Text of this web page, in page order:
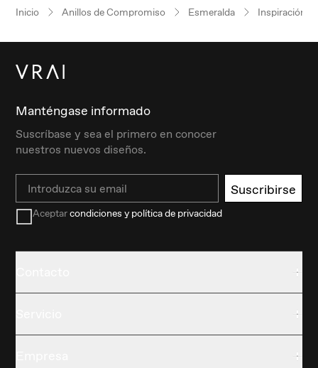
Inicio Anillos de Compromiso Esmeralda Inspiración
Manténgase informado
Suscríbase y sea el primero en conocer
nuestros nuevos diseños.
Email Suscribirse
Aceptarcondiciones y política de privacidad